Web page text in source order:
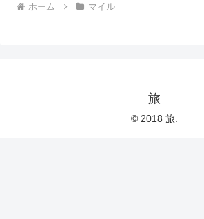
ホーム マイル
旅
© 2018 旅.